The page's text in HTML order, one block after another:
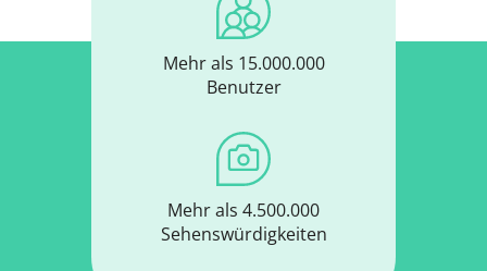
Mehr als 15.000.000
Benutzer
Mehr als 4.500.000
Sehenswürdigkeiten